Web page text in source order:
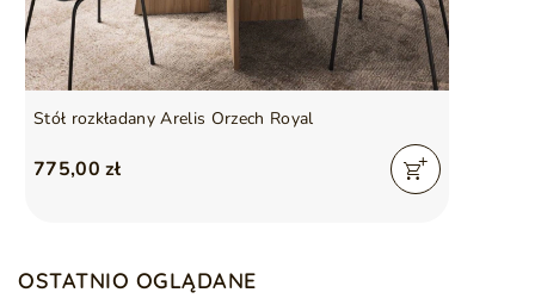
Stół rozkładany Arelis Orzech Royal
775,00 zł
OSTATNIO OGLĄDANE